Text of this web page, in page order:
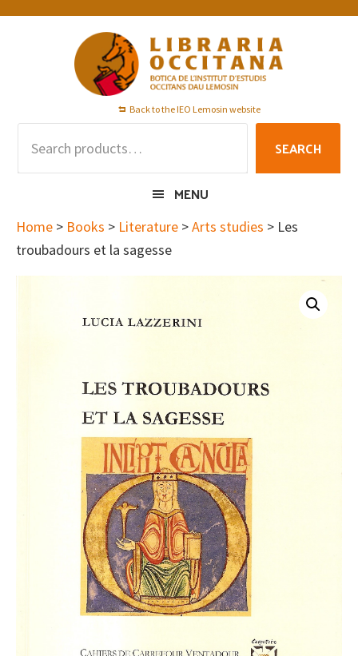
Skip
Skip
Skip
Back to the IEO Lemosin website
SEARCH
MENU
Home > Books > Literature >Arts studies > Les
troubadours et la sagesse